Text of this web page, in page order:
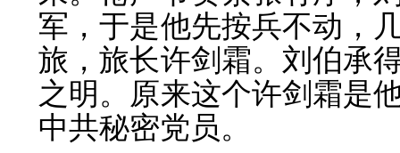
军，于是他先按兵不动，
旅，旅长许剑霜。 刘伯承
之明。原来这个许剑霜是
中共秘密党员。